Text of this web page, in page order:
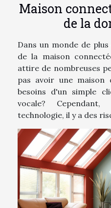
Maison
de la
Dans un monde de
de la maison
attire de nombreuses
pas avoir une
besoins d'un simple
vocale?
technologie, il y a des